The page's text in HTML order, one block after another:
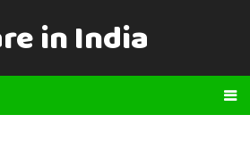
in India